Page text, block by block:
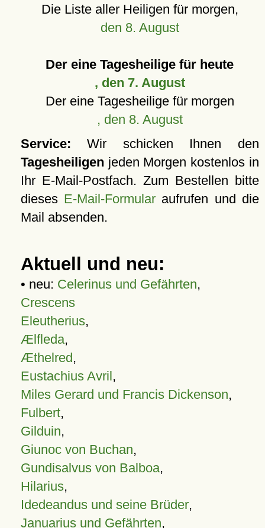
Die Liste aller Heiligen für morgen,
den 8. August
Der eine Tagesheilige für heute
, den 7. August
Der eine Tagesheilige für morgen
, den 8. August
Service: Wir schicken Ihnen den
Tagesheiligen jeden Morgen kostenlos in
Ihr E-Mail-Postfach. Zum Bestellen bitte
dieses E-Mail-Formular aufrufen und die
Mail absenden.
Aktuell und neu:
• neu: Celerinus und Gefährten,
Crescens
Eleutherius,
Ælfleda,
Æthelred,
Eustachius Avril,
Miles Gerard und Francis Dickenson,
Fulbert,
Gilduin,
Giunoc von Buchan,
Gundisalvus von Balboa,
Hilarius,
Idedeandus und seine Brüder,
Januarius und Gefährten,